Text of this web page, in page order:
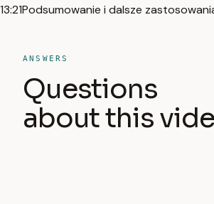
13:21Podsumowanie i dalsze
ANSWERS
Questions
about this